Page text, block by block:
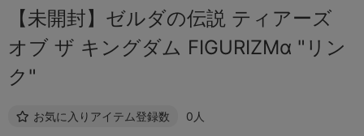
【未開封】ゼルダの伝説 ティアーズ
オブ ザ キングダム FIGURIZMα "リン
ク"
お気に入りアイテム登録数 0人